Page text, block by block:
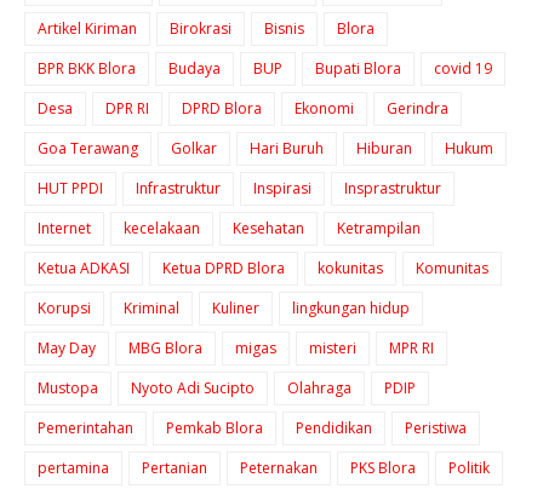
Artikel Kiriman
Birokrasi Bisnis
Blora
BPR BKK Blora
Budaya BUP Bupati Blora
covid 19
Desa
DPR RI DPRD Blora Ekonomi
Gerindra
Goa Terawang
Golkar Hari Buruh Hiburan
Hukum
HUT PPDI
Infrastruktur Inspirasi
Insprastruktur
Internet
kecelakaan Kesehatan
Ketrampilan
Ketua ADKASI
Ketua DPRD Blora kokunitas
Komunitas
Korupsi
Kriminal Kuliner
lingkungan hidup
May Day
MBG Blora migas misteri
MPR RI
Mustopa
Nyoto Adi Sucipto Olahraga
PDIP
Pemerintahan
Pemkab Blora Pendidikan
Peristiwa
pertamina
Pertanian Peternakan PKS Blora
Politik